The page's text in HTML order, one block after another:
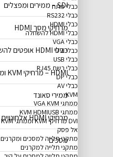
כבלי מתח
כבלי RS232
כבלי HDMI
כבלי HDMI להשחלה
כבלי VGA
כבלי DVI
כבלי USB
כבלי רשת RJ45
כבלי DP
כבלי AV
KVM
ממתגי VGA KVM
ממתגי KVM HDMIUSB
DVI מרחיקי KVM וממתגי KVM
אל פסק
מתקני תלייה למסכים ומקרנים
מתקני תלייה למקרנים
SDI – ממירים ומפצלים
מרחיקי מסך HDMI
כבלי HDMI אופטים להשחלה
HDMI – מרחיקי KVM וממתגי KVM
ממירי סאונד
מרחיקי HDMI אלחוטיים
מסכים